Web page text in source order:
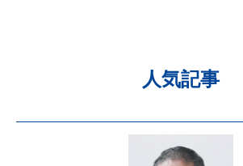
人気記事